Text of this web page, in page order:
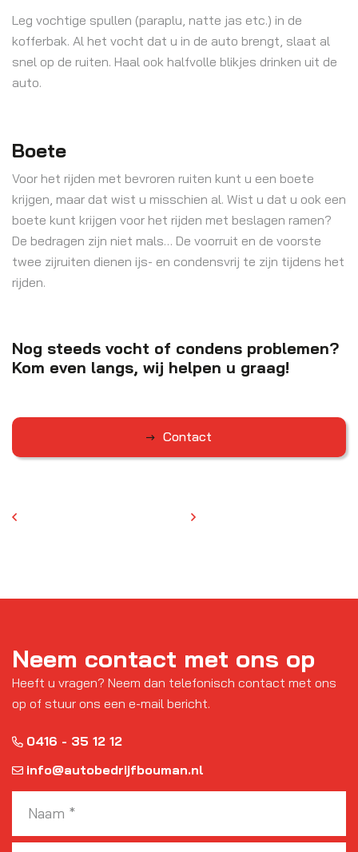
Leg vochtige spullen (paraplu, natte jas etc.) in de
kofferbak. Al het vocht dat u in de auto brengt, slaat al
snel op de ruiten. Haal ook halfvolle blikjes drinken uit de
auto.
Boete
Voor het rijden met bevroren ruiten kunt u een boete
krijgen, maar dat wist u misschien al. Wist u dat u ook een
boete kunt krijgen voor het rijden met beslagen ramen?
De bedragen zijn niet mals… De voorruit en de voorste
twee zijruiten dienen ijs- en condensvrij te zijn tijdens het
rijden.
Nog steeds vocht of condens problemen?
Kom even langs, wij helpen u graag!
Contact
Neem contact met ons op
Heeft u vragen? Neem dan telefonisch contact met ons
op of stuur ons een e-mail bericht.
0416 - 35 12 12
info@autobedrijfbouman.nl